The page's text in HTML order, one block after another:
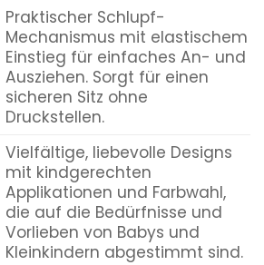
Praktischer Schlupf-
Mechanismus mit elastischem
Einstieg für einfaches An- und
Ausziehen. Sorgt für einen
sicheren Sitz ohne
Druckstellen.
Vielfältige, liebevolle Designs
mit kindgerechten
Applikationen und Farbwahl,
die auf die Bedürfnisse und
Vorlieben von Babys und
Kleinkindern abgestimmt sind.